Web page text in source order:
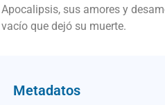
Apocalipsis, sus amores y
vacío que dejó su muerte.
Metadatos